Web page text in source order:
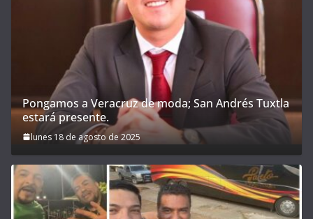
Pongamos a Veracruz de moda; San Andrés Tuxtla
estará presente.
lunes 18 de agosto de 2025